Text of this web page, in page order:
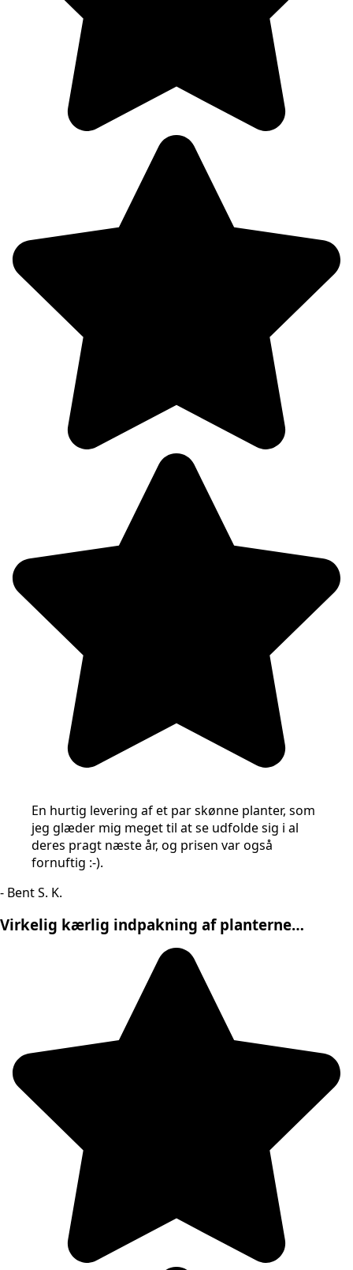
En hurtig levering af et par skønne planter, som
jeg glæder mig meget til at se udfolde sig i al
deres pragt næste år, og prisen var også
fornuftig :-).
- Bent S. K.
Virkelig kærlig indpakning af planterne…